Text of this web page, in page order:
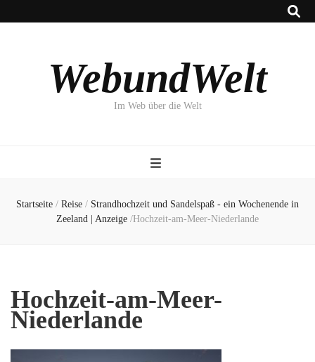
WebundWelt
Im Web über die Welt
Startseite / Reise / Strandhochzeit und Sandelspaß - ein Wochenende in
Zeeland | Anzeige /Hochzeit-am-Meer-Niederlande
Hochzeit-am-Meer-
Niederlande